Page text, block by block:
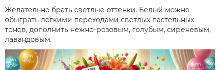
Желательно брать светлые оттенки. Белый можно
обыграть легкими переходами светлых пастельных
тонов, дополнить нежно-розовым, голубым, сиреневым,
лавандовым.